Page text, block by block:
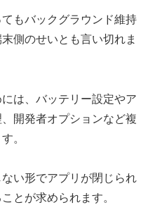
もバックグラウンド維持
側のせいとも言い切れま
は、バッテリー設定やア
開発者オプションなど複
。
い形でアプリが閉じられ
とが求められます。